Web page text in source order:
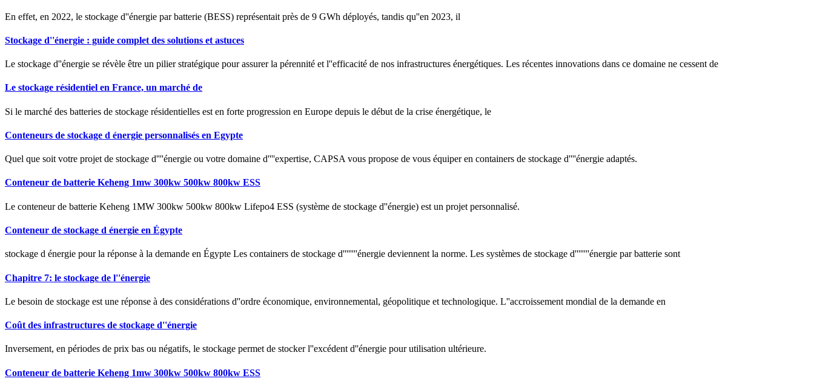
En effet, en 2022, le stockage d''énergie par batterie (BESS) représentait près de 9 GWh déployés, tandis qu''en 2023, il
Stockage d''énergie : guide complet des solutions et astuces
Le stockage d''énergie se révèle être un pilier stratégique pour assurer la pérennité et l''efficacité de nos infrastructures énergétiques. Les récentes innovations dans ce domaine ne cessent de
Le stockage résidentiel en France, un marché de
Si le marché des batteries de stockage résidentielles est en forte progression en Europe depuis le début de la crise énergétique, le
Conteneurs de stockage d énergie personnalisés en Egypte
Quel que soit votre projet de stockage d''''énergie ou votre domaine d''''expertise, CAPSA vous propose de vous équiper en containers de stockage d''''énergie adaptés.
Conteneur de batterie Keheng 1mw 300kw 500kw 800kw ESS
Le conteneur de batterie Keheng 1MW 300kw 500kw 800kw Lifepo4 ESS (système de stockage d''énergie) est un projet personnalisé.
Conteneur de stockage d énergie en Égypte
stockage d énergie pour la réponse à la demande en Égypte Les containers de stockage d''''''''énergie deviennent la norme. Les systèmes de stockage d''''''''énergie par batterie sont
Chapitre 7: le stockage de l''énergie
Le besoin de stockage est une réponse à des considérations d''ordre économique, environnemental, géopolitique et technologique. L''accroissement mondial de la demande en
Coût des infrastructures de stockage d''énergie
Inversement, en périodes de prix bas ou négatifs, le stockage permet de stocker l''excédent d''énergie pour utilisation ultérieure.
Conteneur de batterie Keheng 1mw 300kw 500kw 800kw ESS